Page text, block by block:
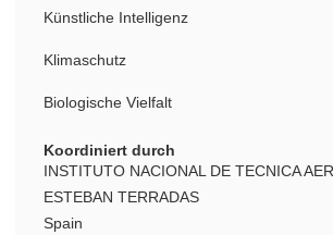
Künstliche Intelligenz
Klimaschutz
Biologische Vielfalt
Koordiniert durch
INSTITUTO NACIONAL DE TECNICA
ESTEBAN TERRADAS
Spain